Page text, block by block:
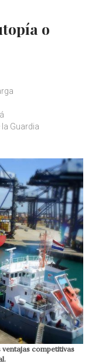
o
Guardia
competitivas